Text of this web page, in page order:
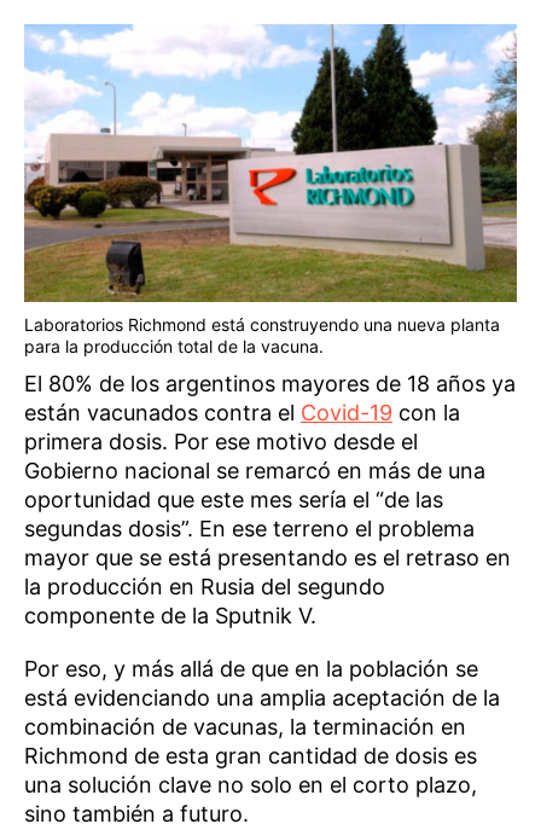
Laboratorios Richmond está construyendo una nueva planta
para la producción total de la vacuna.
El 80% de los argentinos mayores de 18 años ya
están vacunados contra el Covid-19 con la
primera dosis. Por ese motivo desde el
Gobierno nacional se remarcó en más de una
oportunidad que este mes sería el “de las
segundas dosis”. En ese terreno el problema
mayor que se está presentando es el retraso en
la producción en Rusia del segundo
componente de la Sputnik V.
Por eso, y más allá de que en la población se
está evidenciando una amplia aceptación de la
combinación de vacunas, la terminación en
Richmond de esta gran cantidad de dosis es
una solución clave no solo en el corto plazo,
sino también a futuro.